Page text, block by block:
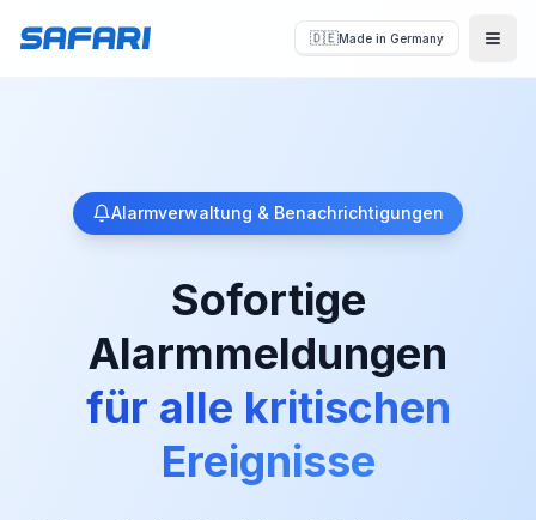
🇩🇪Made in Germany
Alarmverwaltung & Benachrichtigungen
Sofortige
Alarmmeldungen
für alle kritischen
Ereignisse